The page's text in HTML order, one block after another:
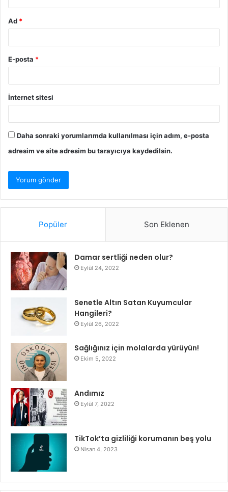
Ad *
E-posta *
İnternet sitesi
Daha sonraki yorumlarımda kullanılması için adım, e-posta
adresim ve site adresim bu tarayıcıya kaydedilsin.
Popüler Son Eklenen
Damar sertliği neden olur?
Eylül 24, 2022
Senetle Altın Satan Kuyumcular
Hangileri?
Eylül 26, 2022
Sağlığınız için molalarda yürüyün!
Ekim 5, 2022
Andımız
Eylül 7, 2022
TikTok’ta gizliliği korumanın beş yolu
Nisan 4, 2023